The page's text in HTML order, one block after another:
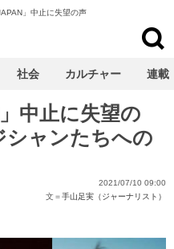
」中止に失望の声
中止に失望の
シャンたちへの
2021/07/10 09:00
文＝手山足実（ジャーナリスト）
社会 カルチャー 連載